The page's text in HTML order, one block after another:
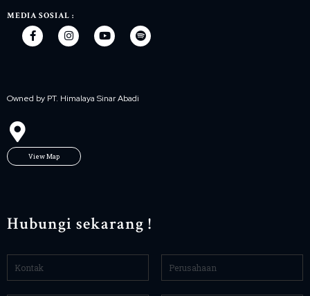
MEDIA SOSIAL :
Owned by PT. Himalaya Sinar Abadi
View Map
Hubungi sekarang !